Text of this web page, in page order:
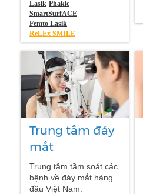
thời trang.
Lasik Phakic
SmartSurfACE
Femto Lasik
ReLEx SMILE
Trung tâm đáy
mắt
Trung tâm tầm soát các
bệnh về đáy mắt hàng
đầu Việt Nam.